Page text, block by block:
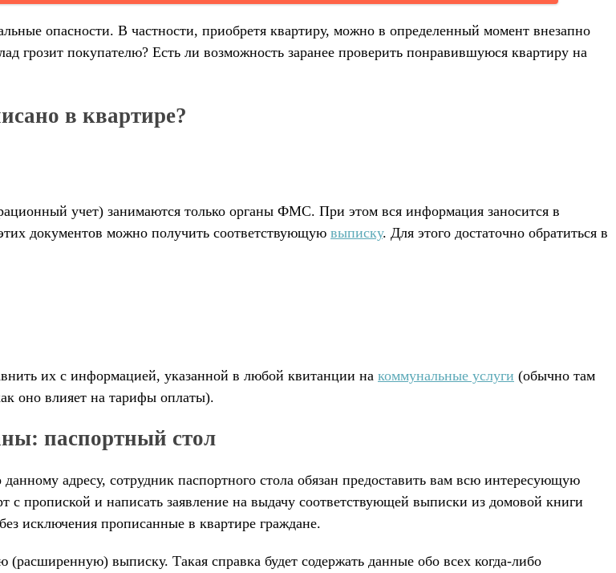
опасности. В частности, приобретя квартиру, можно в определенный момент внезапно
грозит покупателю? Есть ли возможность заранее проверить понравившуюся квартиру на
в квартире?
учет) занимаются только органы ФМС. При этом вся информация заносится в
документов можно получить соответствующую выписку. Для этого достаточно обратиться в
их с информацией, указанной в любой квитанции на коммунальные услуги (обычно там
оно влияет на тарифы оплаты).
паспортный стол
адресу, сотрудник паспортного стола обязан предоставить вам всю интересующую
пропиской и написать заявление на выдачу соответствующей выписки из домовой книги
исключения прописанные в квартире граждане.
выписку. Такая справка будет содержать данные обо всех когда-либо